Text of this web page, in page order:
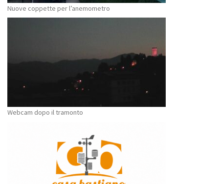
Nuove coppette per l’anemometro
Webcam dopo il tramonto